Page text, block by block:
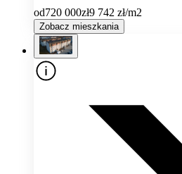
od720 000zł9 742 zł/m2
Zobacz mieszkania